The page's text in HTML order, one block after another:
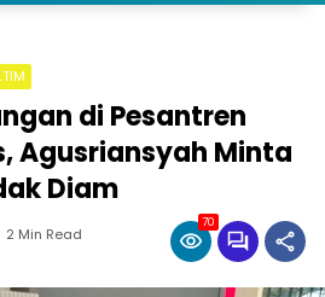
di Pesantren
Agusriansyah Minta
Diam
2 Min Read
70